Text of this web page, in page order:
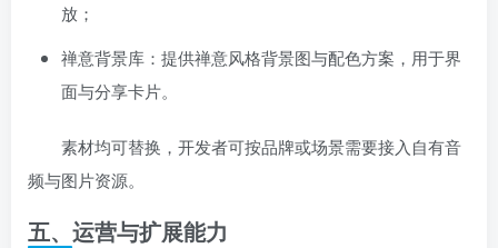
放；
禅意背景库：提供禅意风格背景图与配色方案，用于界
面与分享卡片。
素材均可替换，开发者可按品牌或场景需要接入自有音
频与图片资源。
五、运营与扩展能力